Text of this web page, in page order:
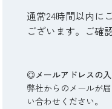
通常24時間以内に
ございます。ご確
◎メールアドレスの
弊社からのメールが
い合わせください。